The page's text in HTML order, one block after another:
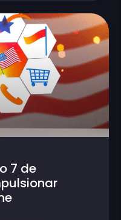
7 de